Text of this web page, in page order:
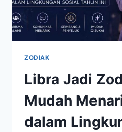
ZODIAK
Libra Jadi
Mudah
dalam